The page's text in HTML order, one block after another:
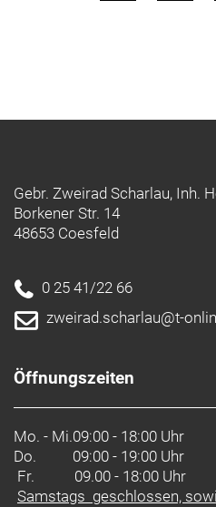
Gebr. Zweirad Scharlau, Inh.
Borkener Str. 14
48653 Coesfeld
0 25 41/22 66
zweirad.scharlau@t-
Öffnungszeiten
Mo. - Mi.09:00 - 18:00 Uhr
Do.
09:00 - 19:00 Uhr
Fr. 09.00 - 18:00 Uhr
Samstags geschlossen,